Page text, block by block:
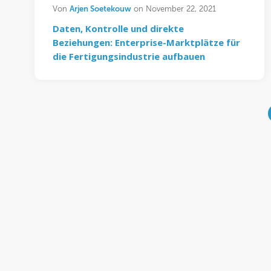
Von Arjen Soetekouw on November 22, 2021
Daten, Kontrolle und direkte
Beziehungen: Enterprise-Marktplätze für
die Fertigungsindustrie aufbauen